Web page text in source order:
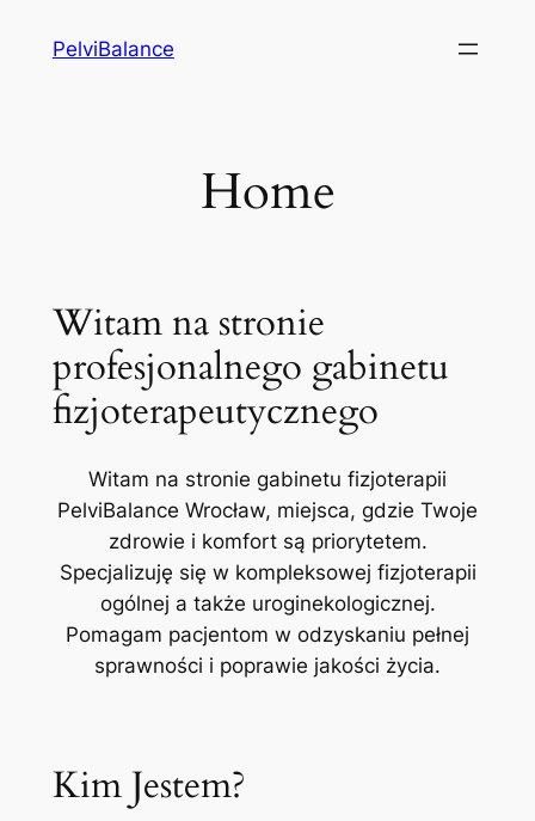
PelviBalance
Home
Witam na stronie
profesjonalnego gabinetu
fizjoterapeutycznego
Witam na stronie gabinetu fizjoterapii
PelviBalance Wrocław, miejsca, gdzie Twoje
zdrowie i komfort są priorytetem.
Specjalizuję się w kompleksowej fizjoterapii
ogólnej a także uroginekologicznej.
Pomagam pacjentom w odzyskaniu pełnej
sprawności i poprawie jakości życia.
Kim Jestem?